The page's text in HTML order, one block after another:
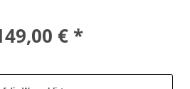
€ *